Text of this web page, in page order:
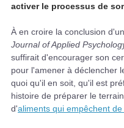
activer le processus de
À en croire la conclusion
Journal of Applied
suffirait d'encourager son
pour l'amener à déclencher
quoi qu'il en soit, qu'il est
histoire de préparer le
d'aliments qui empêchent de